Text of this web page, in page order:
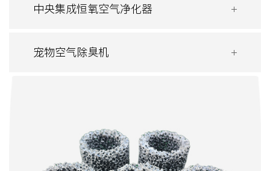
中央集成恒氧空气净化器
宠物空气除臭机